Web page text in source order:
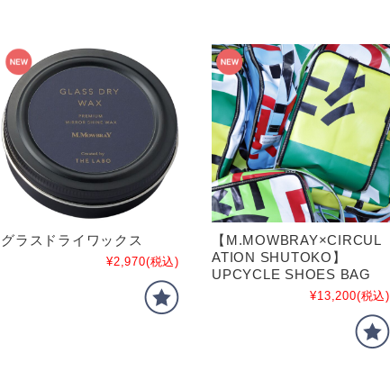
グラスドライワックス
¥2,970(税込)
【M.MOWBRAY×CIRCUL
ATION SHUTOKO】
UPCYCLE SHOES BAG
¥13,200(税込)